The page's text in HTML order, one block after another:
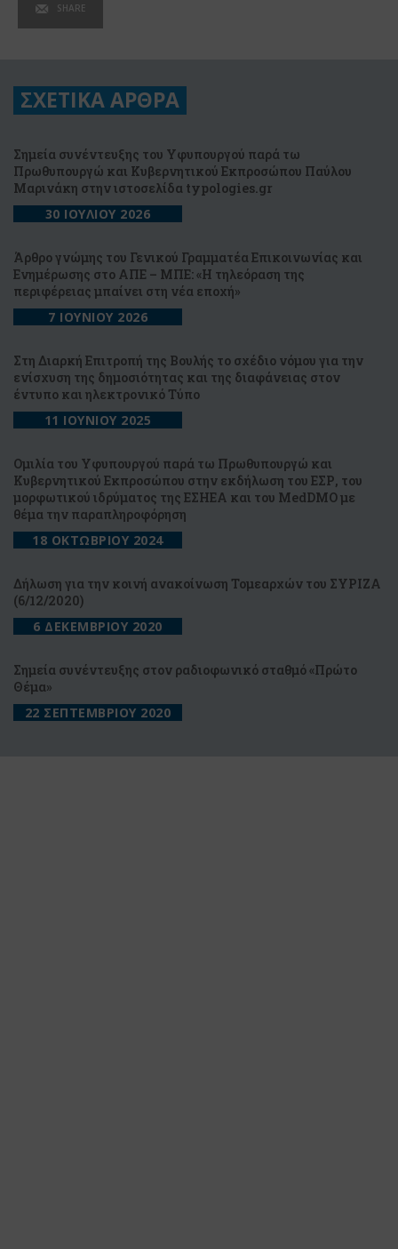
SHARE
ΣΧΕΤΙΚΑ ΑΡΘΡΑ
Σημεία συνέντευξης του Υφυπουργού παρά τω
Πρωθυπουργώ και Κυβερνητικού Εκπροσώπου Παύλου
Μαρινάκη στην ιστοσελίδα typologies.gr
30 ΙΟΥΛΙΟΥ 2026
Άρθρο γνώμης του Γενικού Γραμματέα Επικοινωνίας και
Ενημέρωσης στο ΑΠΕ – ΜΠΕ: «Η τηλεόραση της
περιφέρειας μπαίνει στη νέα εποχή»
7 ΙΟΥΝΙΟΥ 2026
Στη Διαρκή Επιτροπή της Βουλής το σχέδιο νόμου για την
ενίσχυση της δημοσιότητας και της διαφάνειας στον
έντυπο και ηλεκτρονικό Τύπο
11 ΙΟΥΝΙΟΥ 2025
Ομιλία του Υφυπουργού παρά τω Πρωθυπουργώ και
Κυβερνητικού Εκπροσώπου στην εκδήλωση του ΕΣΡ, του
μορφωτικού ιδρύματος της ΕΣΗΕΑ και του MedDMO με
θέμα την παραπληροφόρηση
18 ΟΚΤΩΒΡΙΟΥ 2024
Δήλωση για την κοινή ανακοίνωση Τομεαρχών του ΣΥΡΙΖΑ
(6/12/2020)
6 ΔΕΚΕΜΒΡΙΟΥ 2020
Σημεία συνέντευξης στον ραδιοφωνικό σταθμό «Πρώτο
Θέμα»
22 ΣΕΠΤΕΜΒΡΙΟΥ 2020